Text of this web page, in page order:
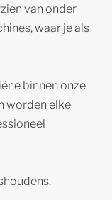
van onder
waar je als
binnen onze
worden elke